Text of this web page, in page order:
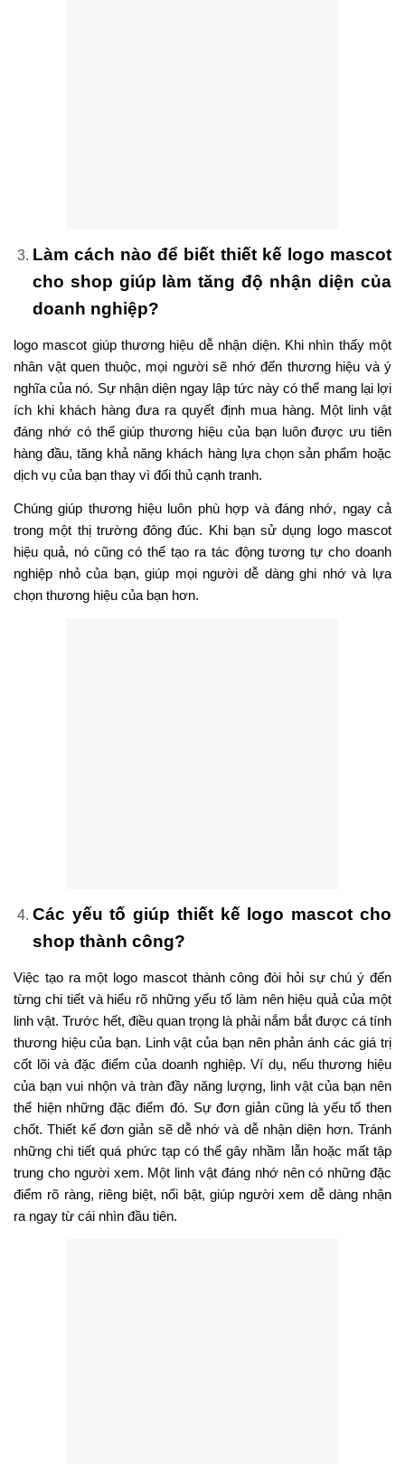
Làm cách nào để biết thiết kế logo mascot
cho shop giúp làm tăng độ nhận diện của
doanh nghiệp?
logo mascot giúp thương hiệu dễ nhận diện. Khi nhìn thấy một
nhân vật quen thuộc, mọi người sẽ nhớ đến thương hiệu và ý
nghĩa của nó. Sự nhận diện ngay lập tức này có thể mang lại lợi
ích khi khách hàng đưa ra quyết định mua hàng. Một linh vật
đáng nhớ có thể giúp thương hiệu của bạn luôn được ưu tiên
hàng đầu, tăng khả năng khách hàng lựa chọn sản phẩm hoặc
dịch vụ của bạn thay vì đối thủ cạnh tranh.
Chúng giúp thương hiệu luôn phù hợp và đáng nhớ, ngay cả
trong một thị trường đông đúc. Khi bạn sử dụng logo mascot
hiệu quả, nó cũng có thể tạo ra tác động tương tự cho doanh
nghiệp nhỏ của bạn, giúp mọi người dễ dàng ghi nhớ và lựa
chọn thương hiệu của bạn hơn.
Các yếu tố giúp thiết kế logo mascot cho
shop thành công?
Việc tạo ra một logo mascot thành công đòi hỏi sự chú ý đến
từng chi tiết và hiểu rõ những yếu tố làm nên hiệu quả của một
linh vật. Trước hết, điều quan trọng là phải nắm bắt được cá tính
thương hiệu của bạn. Linh vật của bạn nên phản ánh các giá trị
cốt lõi và đặc điểm của doanh nghiệp. Ví dụ, nếu thương hiệu
của bạn vui nhộn và tràn đầy năng lượng, linh vật của bạn nên
thể hiện những đặc điểm đó. Sự đơn giản cũng là yếu tố then
chốt. Thiết kế đơn giản sẽ dễ nhớ và dễ nhận diện hơn. Tránh
những chi tiết quá phức tạp có thể gây nhầm lẫn hoặc mất tập
trung cho người xem. Một linh vật đáng nhớ nên có những đặc
điểm rõ ràng, riêng biệt, nổi bật, giúp người xem dễ dàng nhận
ra ngay từ cái nhìn đầu tiên.